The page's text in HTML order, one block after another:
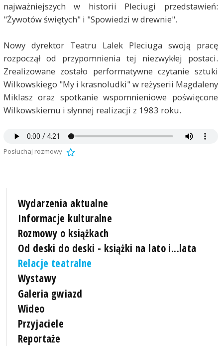
najważniejszych w historii Pleciugi przedstawień:
"Żywotów świętych" i "Spowiedzi w drewnie".
Nowy dyrektor Teatru Lalek Pleciuga swoją pracę
rozpoczął od przypomnienia tej niezwykłej postaci.
Zrealizowane zostało performatywne czytanie sztuki
Wilkowskiego "My i krasnoludki" w reżyserii Magdaleny
Miklasz oraz spotkanie wspomnieniowe poświęcone
Wilkowskiemu i słynnej realizacji z 1983 roku.
Posłuchaj rozmowy
Wydarzenia aktualne
Informacje kulturalne
Rozmowy o książkach
Od deski do deski - książki na lato i...lata
Relacje teatralne
Wystawy
Galeria gwiazd
Wideo
Przyjaciele
Reportaże